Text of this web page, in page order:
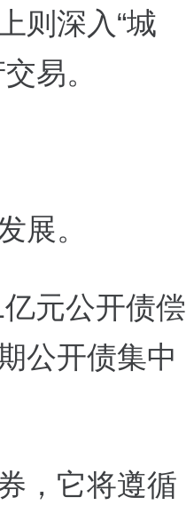
则深入“城
易。
展。
元公开债偿
公开债集中
，它将遵循